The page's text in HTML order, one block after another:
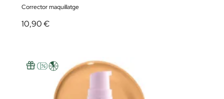
Corrector maquillatge
10,90 €